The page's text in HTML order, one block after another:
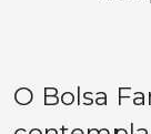
O Bolsa